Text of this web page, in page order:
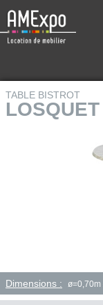
TABLE BISTROT
LOSQUET
Dimensions : ø=0,70m